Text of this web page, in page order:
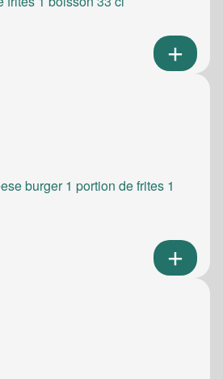
burger 1 portion de frites 1